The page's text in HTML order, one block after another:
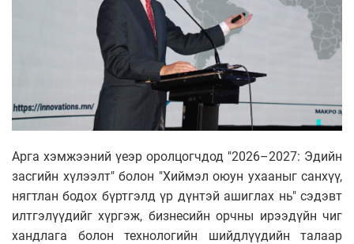
Арга хэмжээний үеэр оролцогчдод "2026–2027: Эдийн
засгийн хүлээлт" болон "Хиймэл оюун ухааныг санхүү,
нягтлан бодох бүртгэлд үр дүнтэй ашиглах нь" сэдэвт
илтгэлүүдийг хүргэж, бизнесийн орчны ирээдүйн чиг
хандлага болон технологийн шийдлүүдийн талаар